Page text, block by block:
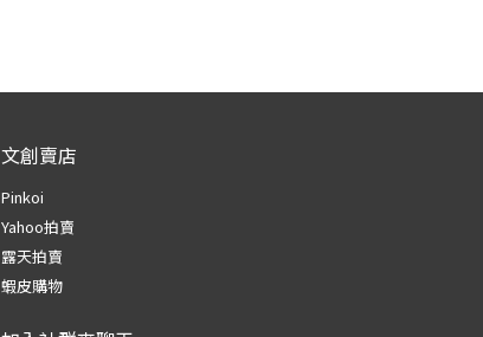
文創賣店
Pinkoi
Yahoo拍賣
露天拍賣
蝦皮購物